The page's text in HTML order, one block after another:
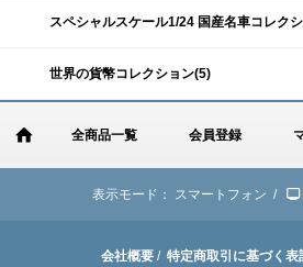
スペシャルスケール1/24 国産名車コレク
世界の貨幣コレクション(5)
全商品一覧 会員登録
表示モード： スマートフォン /
会社概要 / 特定商取引に基づく表